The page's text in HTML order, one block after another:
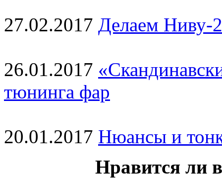
27.02.2017 Делаем Ниву-
26.01.2017
тюнинга фар
20.01.2017 Нюансы и
Нравится ли